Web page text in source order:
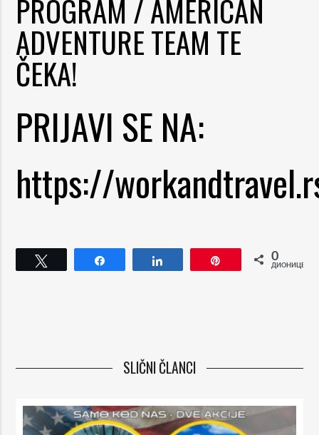
PROGRAM / AMERICAN
ADVENTURE TEAM TE
ČEKA!
PRIJAVI SE NA:
https://
0
ДИОНИЦЕ
SLIČNI ČLANCI